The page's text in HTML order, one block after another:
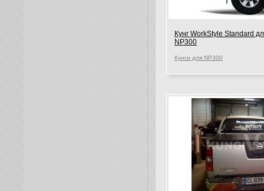
Кунг WorkStyle Standard
NP300
Кунги для NP300